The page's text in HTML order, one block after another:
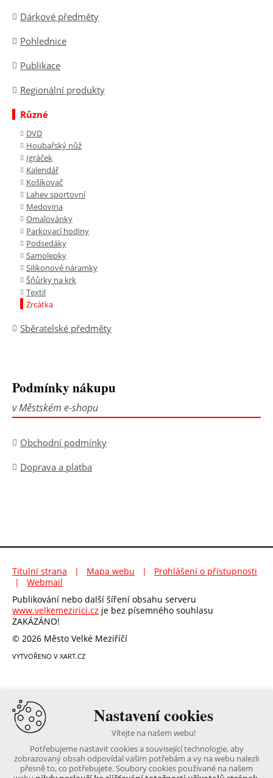
Dárkové předměty
Pohlednice
Publikace
Regionální produkty
Různé
DVD
Houbařský nůž
Igráček
Kalendář
Košíkovač
Lahev sportovní
Medovina
Omalovánky
Parkovací hodiny
Podsedáky
Samolepky
Silikonové náramky
Šňůrky na krk
Textil
Zrcátka
Sběratelské předměty
Podmínky nákupu
v Městském e-shopu
Obchodní podmínky
Doprava a platba
Titulní strana | Mapa webu | Prohlášení o přístupnosti
| Webmail
Publikování nebo další šíření obsahu serveru
www.velkemezirici.cz je bez písemného souhlasu
ZAKÁZÁNO!
© 2026 Město Velké Meziříčí
VYTVOŘENO V XART.CZ
Nastavení cookies
Vítejte na našem webu!
Potřebujeme nastavit cookies a související technologie, aby
zobrazovaný obsah odpovídal vašim potřebám a vy na webu nalezli
přesně to, co potřebujete. Soubory cookies používané na našem